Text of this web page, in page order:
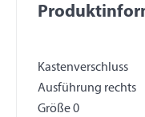
Kastenverschluss
Ausführung rechts
Größe 0